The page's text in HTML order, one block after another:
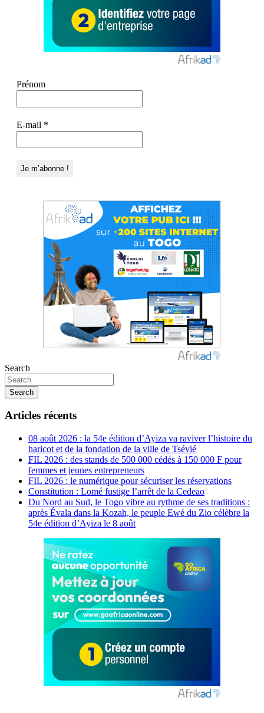
Prénom
E-mail *
Search
Search
Articles récents
08 août 2026 : la 54e édition d’Ayiza va raviver l’histoire du
haricot et de la fondation de la ville de Tsévié
FIL 2026 : des stands de 500 000 cédés à 150 000 F pour
femmes et jeunes entrepreneurs
FIL 2026 : le numérique pour sécuriser les réservations
Constitution : Lomé fustige l’arrêt de la Cedeao
Du Nord au Sud, le Togo vibre au rythme de ses traditions :
après Évala dans la Kozah, le peuple Ewé du Zio célèbre la
54e édition d’Ayiza le 8 août